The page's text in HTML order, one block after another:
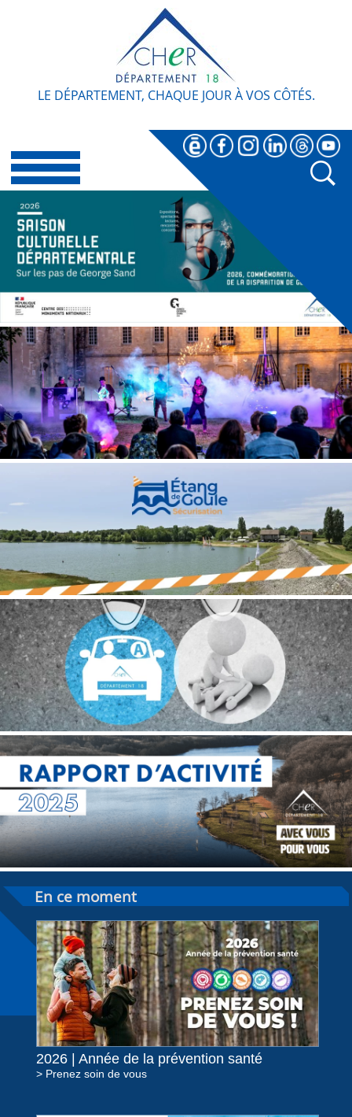
LE DÉPARTEMENT, CHAQUE JOUR À VOS CÔTÉS.
En ce moment
2026 | Année de la prévention santé
> Prenez soin de vous